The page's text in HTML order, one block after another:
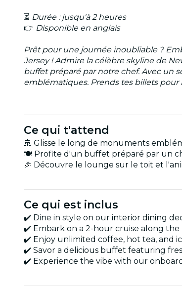
⏳ Durée : jusqu'à 2 heures
👉 Disponible en anglais
Prêt pour une journée inoubliable ?
Jersey ! Admire la célèbre skyline de
buffet préparé par notre chef. Avec un
emblématiques. Prends tes billets pour
Ce qui t'attend
🚢 Glisse le long de monuments
🍽️ Profite d'un buffet préparé par un
🎉 Découvre le lounge sur le toit et
Ce qui est inclus
✔️ Dine in style on our interior dining
✔️ Embark on a 2-hour cruise along the
✔️ Enjoy unlimited coffee, hot tea, and
✔️ Savor a delicious buffet featuring
✔️ Experience the vibe with our